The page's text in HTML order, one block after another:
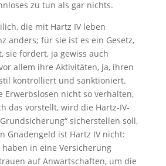
zu tun als gar nichts.
die mit Hartz IV leben
anders; für sie ist es ein Gesetz,
sie fordert, ja gewiss auch
allem ihre Aktivitäten, ja, ihren
kontrolliert und sanktioniert.
Erwerbslosen nicht so verhalten,
das vorstellt, wird die Hartz-IV-
sicherstellen soll,
Gnadengeld ist Hartz IV nicht:
in eine Versicherung
auf Anwartschaften, um die